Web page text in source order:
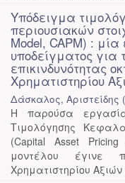
Υπόδειγμα
περιουσιακών
Model, CAPM) :
υποδείγματος για
επικινδυνότητας
Χρηματιστηρίου
Δάσκαλος, Αριστείδης (
Η παρούσα
Τιμολόγησης
(Capital Asset
μοντέλου
Χρηματιστηρίου